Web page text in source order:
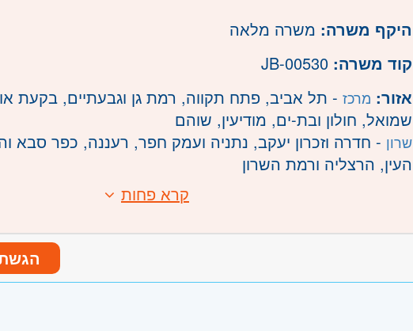
היקף משרה: משרה מלאה
קוד משרה:
אזור: מרכז - תל אביב, פתח תקווה, רמת גן וגבעתיים, בקעת
שמואל, חולון ובת-ים, מודיעין, שוהם
שרון - חדרה וזכרון יעקב, נתניה ועמק חפר, רעננה, כפר סבא
העין, הרצליה ורמת השרון
קרא פחות